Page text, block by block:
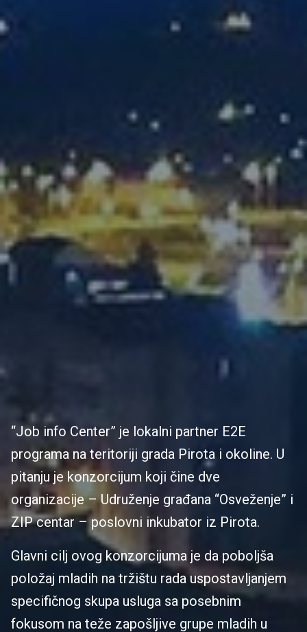
“Job info Center” je lokalni partner E2E
programa na teritoriji grada Pirota i okoline. U
pitanju je konzorcijum koji čine dve
organizacije – Udruženje građana “Osveženje” i
ZIP centar – poslovni inkubator iz Pirota.
Glavni cilj ovog konzorcijuma je da poboljša
položaj mladih na tržištu rada uspostavljanjem
specifičnog skupa usluga sa posebnim
fokusom na teže zapošljive grupe mladih u